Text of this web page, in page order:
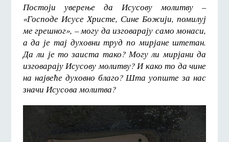
Постоји уверење да Исусову молитву –
«Господе Исусе Христе, Сине Божији, помилуј
ме грешног», – могу да изговарају само монаси,
а да је тај духовни труд по мирјане штетан.
Да ли је то заиста тако? Могу ли мирјани да
изговарају Исусову молитву? И како то да чине
на највеће духовно благо? Шта уопште за нас
значи Исусова молитва?